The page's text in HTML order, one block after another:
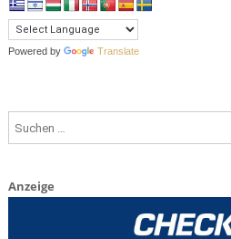
Powered by Translate
Anzeige